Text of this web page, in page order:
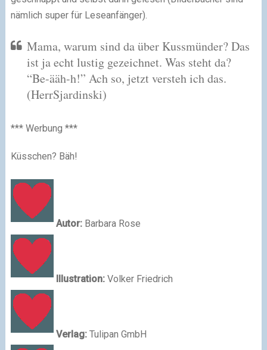
nämlich super für Leseanfänger).
Mama, warum sind da über Kussmünder? Das
ist ja echt lustig gezeichnet. Was steht da?
“Be-ääh-h!” Ach so, jetzt versteh ich das.
(HerrSjardinski)
*** Werbung ***
Küsschen? Bäh!
Autor:Barbara Rose
Illustration:Volker Friedrich
Verlag:Tulipan GmbH